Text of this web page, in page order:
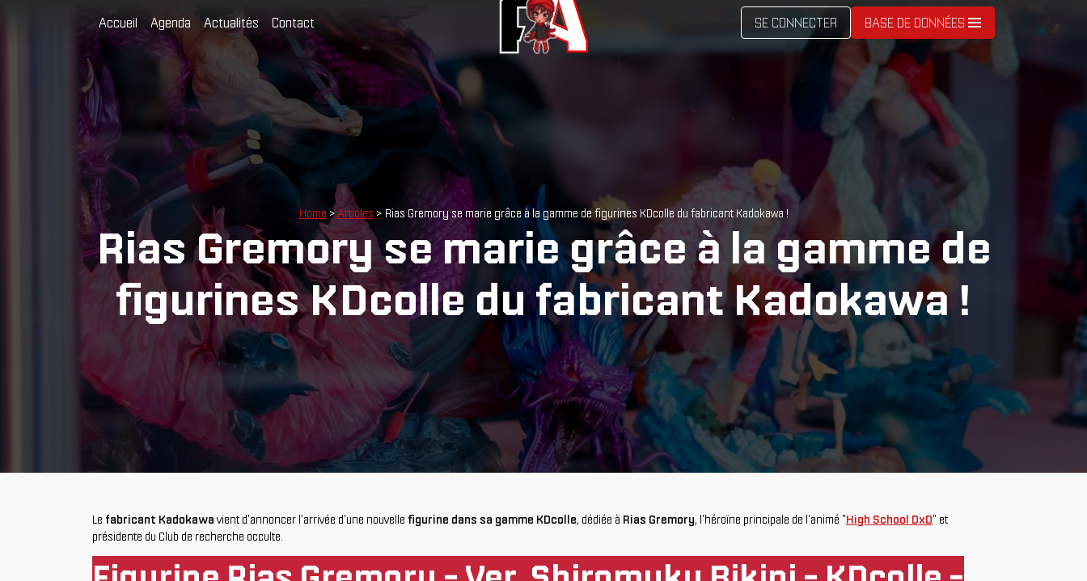
Accueil Agenda Actualités Contact SE CONNECTER BASE DE DONNÉES
Home > Articles > Rias Gremory se marie grâce à la gamme de figurines KDcolle du fabricant Kadokawa !
Rias Gremory se marie grâce à la gamme de
figurines KDcolle du fabricant Kadokawa !
Le fabricant Kadokawa vient d'annoncer l'arrivée d'une nouvelle figurine dans sa gamme KDcolle, dédiée à Rias Gremory, l'héroïne principale de l'animé "High School DxD" et
présidente du Club de recherche occulte.